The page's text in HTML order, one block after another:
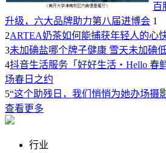
百
升级，六大品牌助力第八届进博会 1
2ARTEA奶茶如何能捕获年轻人的心
3未加碘盐哪个牌子健康 雪天未加碘
4抖音生活服务「好好生活・Hello 春
场春日之约
5“这个助残日，我们悄悄为她办场摄
查看更多
行业